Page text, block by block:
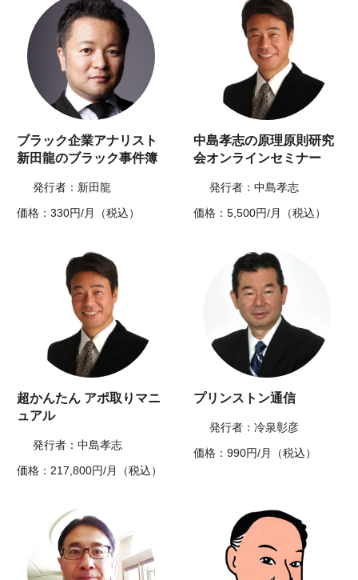
ブラック企業アナリスト
新田龍のブラック事件簿
発行者：新田龍
価格：330円/月（税込）
中島孝志の原理原則研究
会オンラインセミナー
発行者：中島孝志
価格：5,500円/月（税込）
超かんたん アポ取りマニ
ュアル
発行者：中島孝志
価格：217,800円/月（税込）
プリンストン通信
発行者：冷泉彰彦
価格：990円/月（税込）